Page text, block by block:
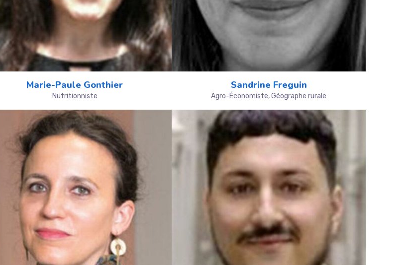
Marie-Paule Gonthier
Nutritionniste
Sandrine Freguin
Agro-Économiste, Géographe rurale